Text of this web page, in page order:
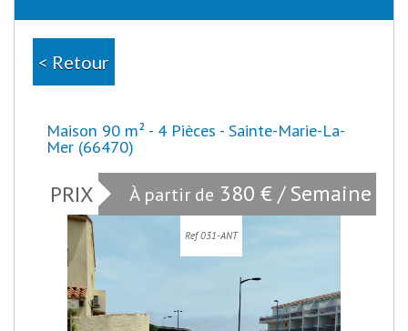
< Retour
Maison 90 m² - 4 Pièces - Sainte-Marie-La-
Mer (66470)
PRIX À partir de 380 € / Semaine
Ref 031-ANT